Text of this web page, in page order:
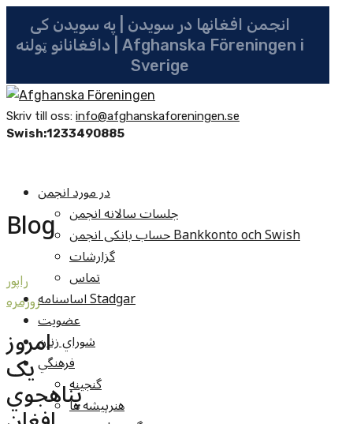
انجمن افغانها در سویدن | په سویدن کی
دافغانانو ټولنه | Afghanska Föreningen i
Sverige
Skriv till oss: info@afghanskaforeningen.se
Swish:1233490885
در مورد انجمن
جلسات سالانه انجمن
حساب بانکی انجمن Bankkonto och Swish
گزارشات
تماس
اساسنامه Stadgar
عضویت
شوراي زنان
فرهنگي
گنجينه
هنرپيشه ها
Blog
راپور
روزمره
امروز
يک
پناهجوي